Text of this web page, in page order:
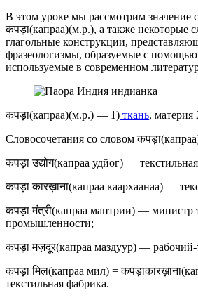
В этом уроке мы рассмотрим значение
कपड़ा(капраа)(м.р.), а также некоторые
глагольные конструкции,
фразеологизмы, образуемые с помощью
используемые в современном
कपड़ा(капраа)(м.р.) — 1) ткань, материя
Словосочетания со словом
कपड़ा उद्योग(капраа удйог) —
कपड़ा कारख़ाना(капраа каархаанаа) —
कपड़ा मंत्री(капраа мантрии) — министр
промышленности;
कपड़ा मज़दूर(капраа маздуур) —
कपड़ा मिल(капраа мил) =
текстильная фабрика.